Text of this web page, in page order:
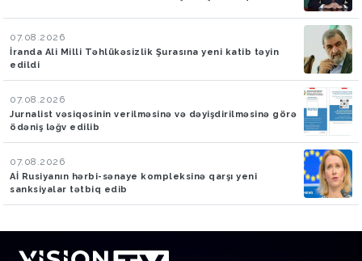
07.08.2026
İranda Ali Milli Təhlükəsizlik Şurasına yeni katib təyin
edildi
07.08.2026
Jurnalist vəsiqəsinin verilməsinə və dəyişdirilməsinə görə
ödəniş ləğv edilib
07.08.2026
Aİ Rusiyanın hərbi-sənaye kompleksinə qarşı yeni
sanksiyalar tətbiq edib